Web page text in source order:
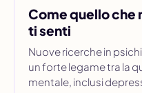
Come quello che
ti senti
Nuove ricerche in
un forte legame tra la
mentale, inclusi